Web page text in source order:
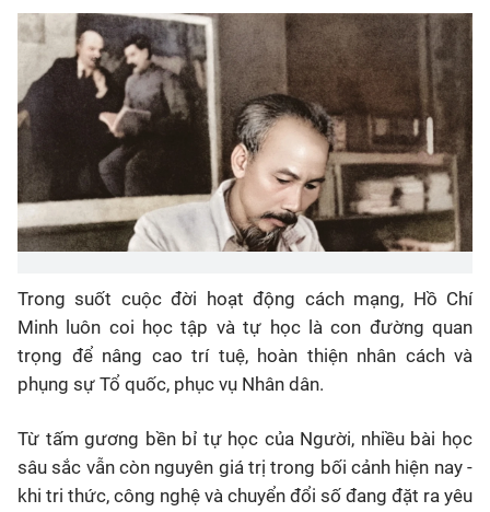
Trong suốt cuộc đời hoạt động cách mạng, Hồ Chí
Minh luôn coi học tập và tự học là con đường quan
trọng để nâng cao trí tuệ, hoàn thiện nhân cách và
phụng sự Tổ quốc, phục vụ Nhân dân.
Từ tấm gương bền bỉ tự học của Người, nhiều bài học
sâu sắc vẫn còn nguyên giá trị trong bối cảnh hiện nay -
khi tri thức, công nghệ và chuyển đổi số đang đặt ra yêu